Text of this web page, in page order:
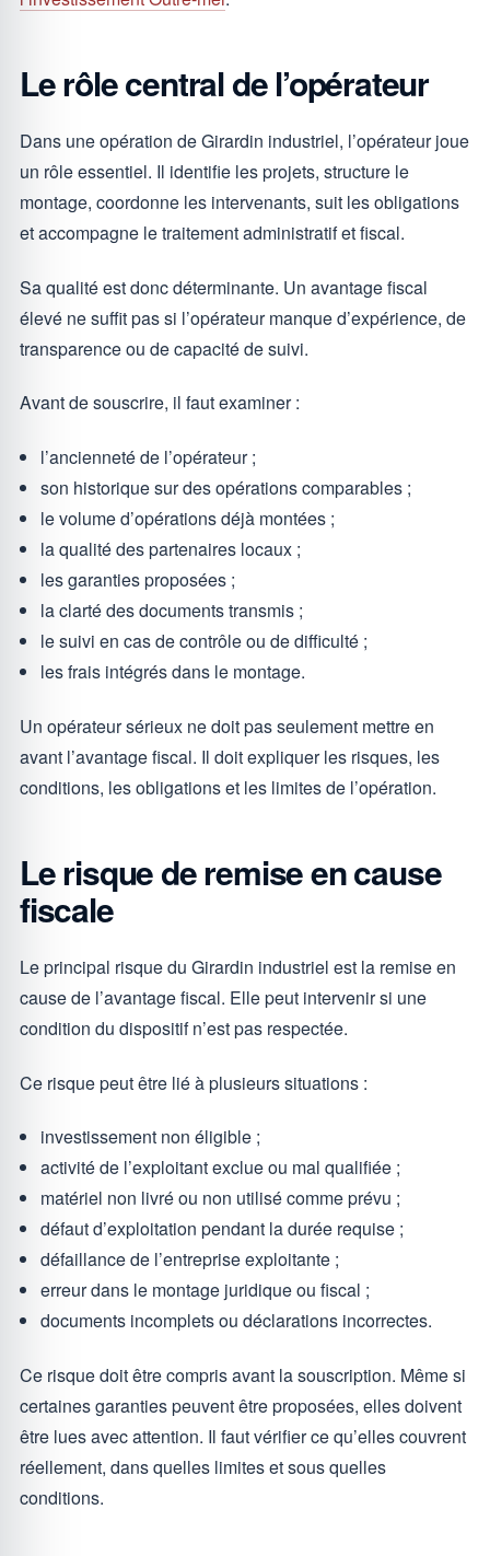
Le rôle central de l’opérateur
Dans une opération de Girardin industriel, l’opérateur joue
un rôle essentiel. Il identifie les projets, structure le
montage, coordonne les intervenants, suit les obligations
et accompagne le traitement administratif et fiscal.
Sa qualité est donc déterminante. Un avantage fiscal
élevé ne suffit pas si l’opérateur manque d’expérience, de
transparence ou de capacité de suivi.
Avant de souscrire, il faut examiner :
l’ancienneté de l’opérateur ;
son historique sur des opérations comparables ;
le volume d’opérations déjà montées ;
la qualité des partenaires locaux ;
les garanties proposées ;
la clarté des documents transmis ;
le suivi en cas de contrôle ou de difficulté ;
les frais intégrés dans le montage.
Un opérateur sérieux ne doit pas seulement mettre en
avant l’avantage fiscal. Il doit expliquer les risques, les
conditions, les obligations et les limites de l’opération.
Le risque de remise en cause
fiscale
Le principal risque du Girardin industriel est la remise en
cause de l’avantage fiscal. Elle peut intervenir si une
condition du dispositif n’est pas respectée.
Ce risque peut être lié à plusieurs situations :
investissement non éligible ;
activité de l’exploitant exclue ou mal qualifiée ;
matériel non livré ou non utilisé comme prévu ;
défaut d’exploitation pendant la durée requise ;
défaillance de l’entreprise exploitante ;
erreur dans le montage juridique ou fiscal ;
documents incomplets ou déclarations incorrectes.
Ce risque doit être compris avant la souscription. Même si
certaines garanties peuvent être proposées, elles doivent
être lues avec attention. Il faut vérifier ce qu’elles couvrent
réellement, dans quelles limites et sous quelles
conditions.